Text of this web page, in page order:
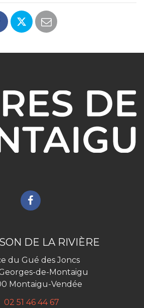
Lien
compte
Facebook
DE LA RIVIÈRE
du Gué des Joncs
de-Montaigu
Montaigu-Vendée
02 51 46 44 67